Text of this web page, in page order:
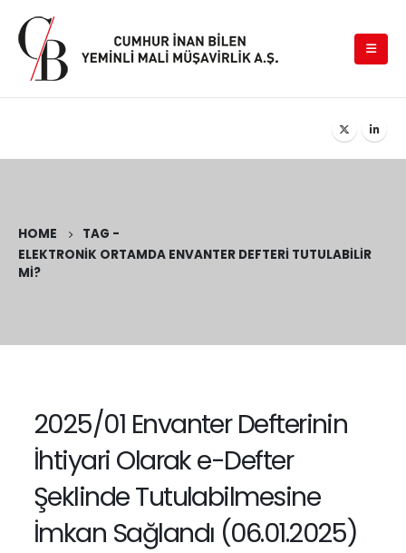
HOME
TAG -
ELEKTRONIK ORTAMDA ENVANTER DEFTERI TUTULABILIR
MI?
2025/01 Envanter Defterinin
İhtiyari Olarak e-Defter
Şeklinde Tutulabilmesine
İmkan Sağlandı (06.01.2025)